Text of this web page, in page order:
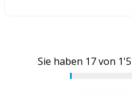
Sie haben 17von